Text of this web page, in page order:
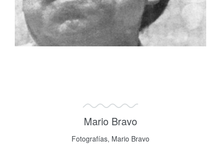
Mario Bravo
Fotografías, Mario Bravo